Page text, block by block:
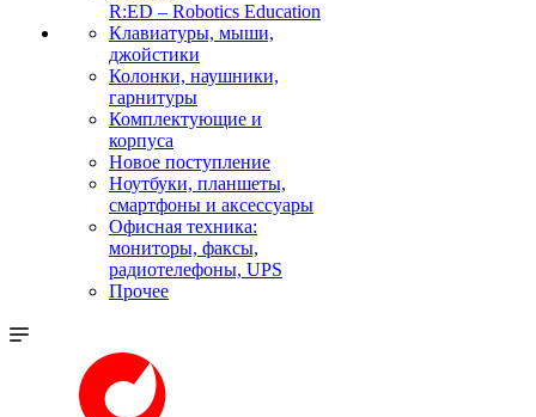
R:ED – Robotics Education
Клавиатуры, мыши,
джойстики
Колонки, наушники,
гарнитуры
Комплектующие и
корпуса
Новое поступление
Ноутбуки, планшеты,
смартфоны и аксессуары
Офисная техника:
мониторы, факсы,
радиотелефоны, UPS
Прочее